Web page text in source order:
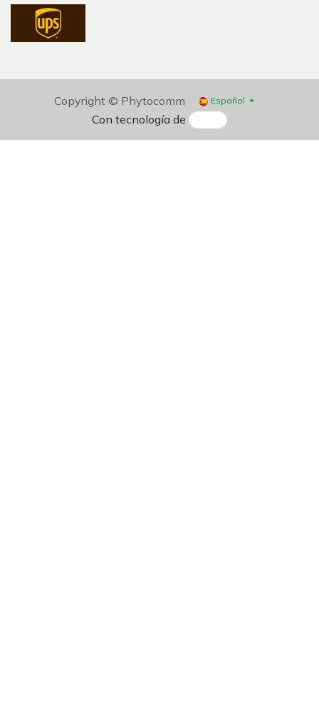
Copyright © Phytocomm Español
Con tecnología de